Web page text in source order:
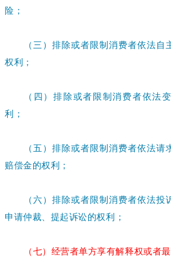
险；
（三）排除或者限制消费者依法
权利；
（四）排除或者限制消费者依法
利；
（五）排除或者限制消费者依法
赔偿金的权利；
（六）排除或者限制消费者依法投
申请仲裁、提起诉讼的权利；
（七）经营者单方享有解释权或者